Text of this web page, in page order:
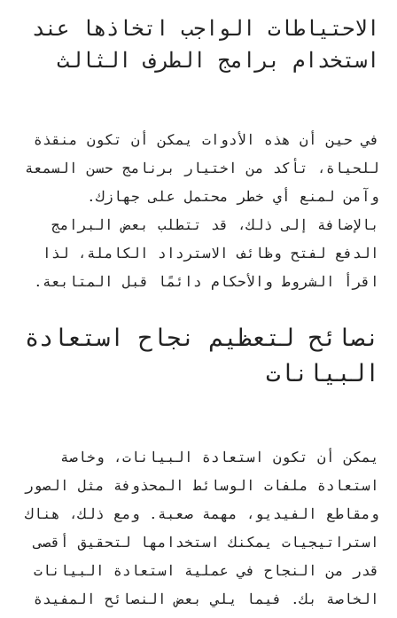
الاحتياطات الواجب اتخاذها عند
استخدام برامج الطرف الثالث
في حين أن هذه الأدوات يمكن أن تكون منقذة
للحياة، تأكد من اختيار برنامج حسن السمعة
وآمن لمنع أي خطر محتمل على جهازك.
بالإضافة إلى ذلك، قد تتطلب بعض البرامج
الدفع لفتح وظائف الاسترداد الكاملة، لذا
اقرأ الشروط والأحكام دائمًا قبل المتابعة.
نصائح لتعظيم نجاح استعادة
البيانات
يمكن أن تكون استعادة البيانات، وخاصة
استعادة ملفات الوسائط المحذوفة مثل الصور
ومقاطع الفيديو، مهمة صعبة. ومع ذلك، هناك
استراتيجيات يمكنك استخدامها لتحقيق أقصى
قدر من النجاح في عملية استعادة البيانات
الخاصة بك.
فيما يلي بعض النصائح المفيدة